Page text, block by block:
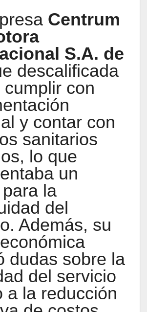
Centrum
S.A. de
descalificada
cumplir con
y contar con
sanitarios
lo que
un
la
del
Además, su
dudas sobre la
del servicio
a la reducción